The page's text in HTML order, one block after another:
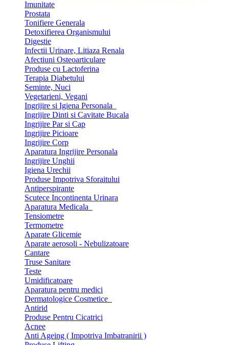
Imunitate
Prostata
Tonifiere Generala
Detoxifierea Organismului
Digestie
Infectii Urinare, Litiaza Renala
Afectiuni Osteoarticulare
Produse cu Lactoferina
Terapia Diabetului
Seminte, Nuci
Vegetarieni, Vegani
Ingrijire si Igiena Personala
Ingrijire Dinti si Cavitate Bucala
Ingrijire Par si Cap
Ingrijire Picioare
Ingrijire Corp
Aparatura Ingrijire Personala
Ingrijire Unghii
Igiena Urechii
Produse Impotriva Sforaitului
Antiperspirante
Scutece Incontinenta Urinara
Aparatura Medicala
Tensiometre
Termometre
Aparate Glicemie
Aparate aerosoli - Nebulizatoare
Cantare
Truse Sanitare
Teste
Umidificatoare
Aparatura pentru medici
Dermatologice Cosmetice
Antirid
Produse Pentru Cicatrici
Acnee
Anti Ageing ( Impotriva Imbatranirii )